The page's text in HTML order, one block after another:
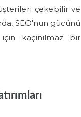
çekebilir ve
SEO'nun gücünü
kaçınılmaz bir